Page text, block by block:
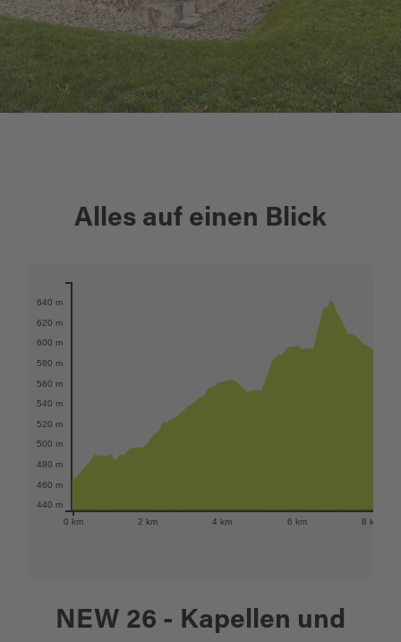
Alles auf einen Blick
0 km 2 km 4 km 6 km 8 km
440 m
460 m
480 m
500 m
520 m
540 m
560 m
580 m
600 m
620 m
640 m
NEW 26 - Kapellen und